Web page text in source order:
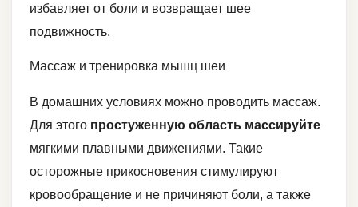
избавляет от боли и возвращает шее
подвижность.
Массаж и тренировка мышц шеи
В домашних условиях можно проводить массаж.
Для этого простуженную область массируйте
мягкими плавными движениями. Такие
осторожные прикосновения стимулируют
кровообращение и не причиняют боли, а также